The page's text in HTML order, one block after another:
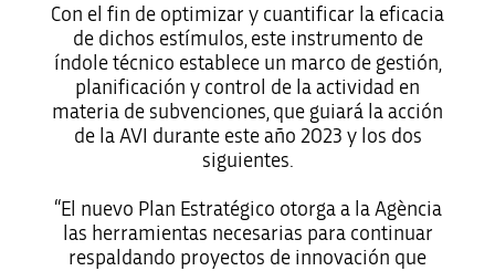
Con el fin de optimizar y cuantificar la eficacia
de dichos estímulos, este instrumento de
índole técnico establece un marco de gestión,
planificación y control de la actividad en
materia de subvenciones, que guiará la acción
de la AVI durante este año 2023 y los dos
siguientes.
“El nuevo Plan Estratégico otorga a la Agència
las herramientas necesarias para continuar
respaldando proyectos de innovación que